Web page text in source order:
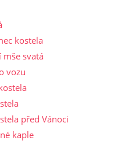
kostela
svatá
vozu
před Vánoci
kaple